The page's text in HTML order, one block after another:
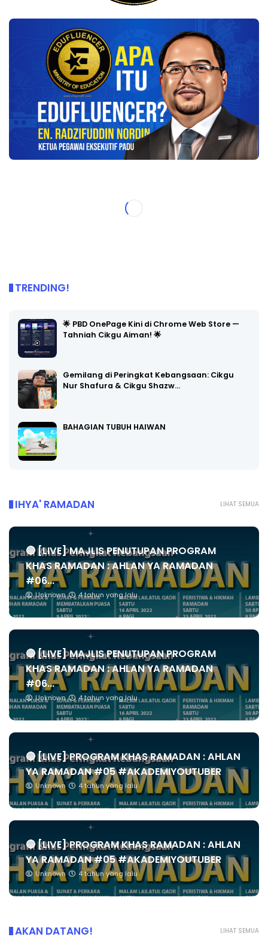
TRENDING!
🌟 PBD OnePage Kini di Chrome Web Store —
Tahniah Cikgu Aiman! 🌟
Gemilang di Peringkat Kebangsaan: Cikgu
Nur Shafura & Cikgu Shazw…
BAHAGIAN TUBUH HAIWAN
LIHAT SEMUA
IHYA' RAMADAN
🔴 [LIVE] MAJLIS PENUTUPAN PROGRAM
KHAS RAMADAN : AHLAN YA RAMADAN
#06...
Unknown 4 tahun yang lalu
🔴 [LIVE] MAJLIS PENUTUPAN PROGRAM
KHAS RAMADAN : AHLAN YA RAMADAN
#06...
Unknown 4 tahun yang lalu
🔴 [LIVE] PROGRAM KHAS RAMADAN : AHLAN
YA RAMADAN #05 #AKADEMIYOUTUBER
Unknown 4 tahun yang lalu
🔴 [LIVE] PROGRAM KHAS RAMADAN : AHLAN
YA RAMADAN #05 #AKADEMIYOUTUBER
Unknown 4 tahun yang lalu
LIHAT SEMUA
AKAN DATANG!